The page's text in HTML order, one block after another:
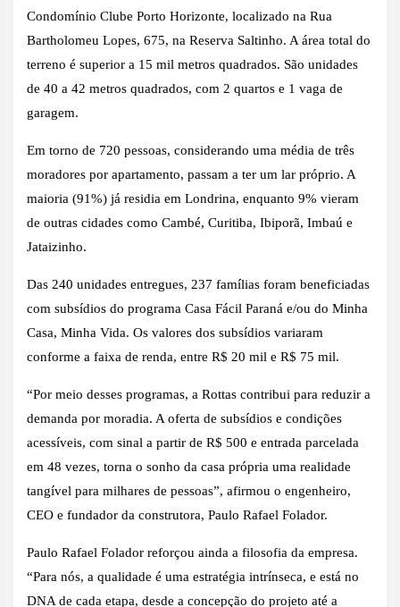
Condomínio Clube Porto Horizonte, localizado na Rua
Bartholomeu Lopes, 675, na Reserva Saltinho. A área total do
terreno é superior a 15 mil metros quadrados. São unidades
de 40 a 42 metros quadrados, com 2 quartos e 1 vaga de
garagem.
Em torno de 720 pessoas, considerando uma média de três
moradores por apartamento, passam a ter um lar próprio. A
maioria (91%) já residia em Londrina, enquanto 9% vieram
de outras cidades como Cambé, Curitiba, Ibiporã, Imbaú e
Jataizinho.
Das 240 unidades entregues, 237 famílias foram beneficiadas
com subsídios do programa Casa Fácil Paraná e/ou do Minha
Casa, Minha Vida. Os valores dos subsídios variaram
conforme a faixa de renda, entre R$ 20 mil e R$ 75 mil.
“Por meio desses programas, a Rottas contribui para reduzir a
demanda por moradia. A oferta de subsídios e condições
acessíveis, com sinal a partir de R$ 500 e entrada parcelada
em 48 vezes, torna o sonho da casa própria uma realidade
tangível para milhares de pessoas”, afirmou o engenheiro,
CEO e fundador da construtora, Paulo Rafael Folador.
Paulo Rafael Folador reforçou ainda a filosofia da empresa.
“Para nós, a qualidade é uma estratégia intrínseca, e está no
DNA de cada etapa, desde a concepção do projeto até a